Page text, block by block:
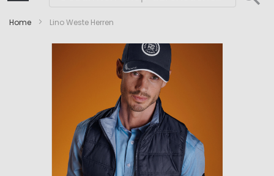
Home Lino Weste Herren